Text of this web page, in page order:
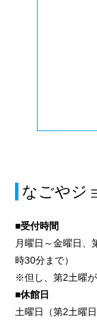
なごやジ
■受付時間
月曜日～金曜日
時30分まで）
※但し、第2土曜
■休館日
土曜日（第2土曜